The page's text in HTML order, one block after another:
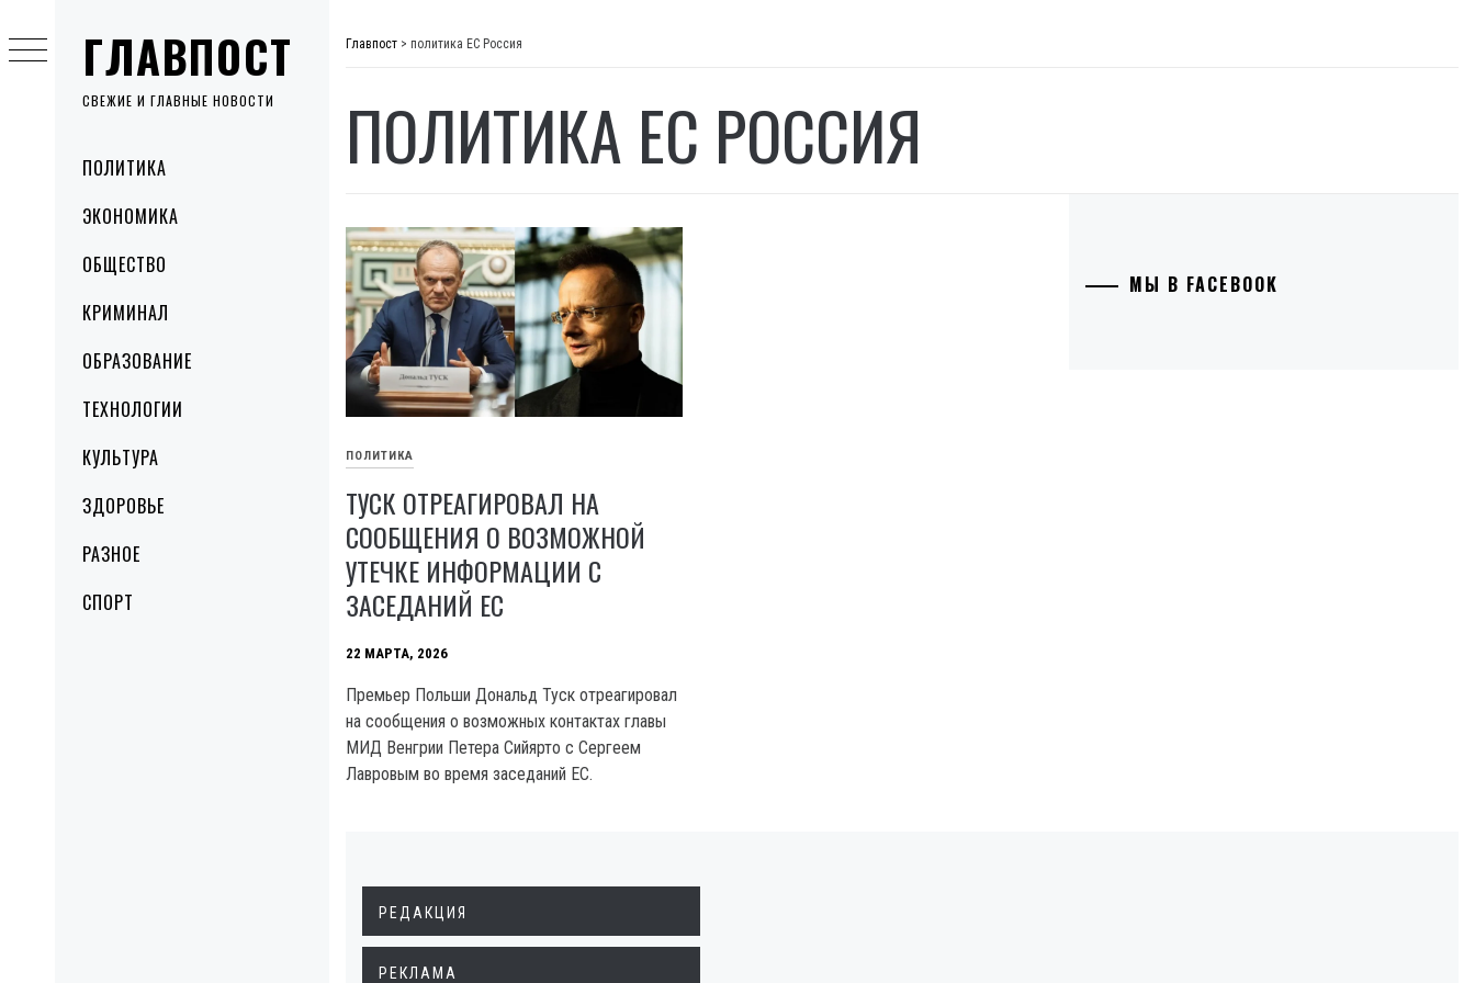
ГЛАВПОСТ
СВЕЖИЕ И ГЛАВНЫЕ НОВОСТИ
MenuПОЛИТИКА
ЭКОНОМИКА
ОБЩЕСТВО
КРИМИНАЛ
ОБРАЗОВАНИЕ
ТЕХНОЛОГИИ
КУЛЬТУРА
ЗДОРОВЬЕ
РАЗНОЕ
СПОРТ
to
content
Главпост > политика ЕС Россия
ПОЛИТИКА ЕС РОССИЯ
ПОЛИТИКА
ТУСК ОТРЕАГИРОВАЛ НА
СООБЩЕНИЯ О ВОЗМОЖНОЙ
УТЕЧКЕ ИНФОРМАЦИИ С
ЗАСЕДАНИЙ ЕС
22 МАРТА, 2026
Премьер Польши Дональд Туск отреагировал
на сообщения о возможных контактах главы
МИД Венгрии Петера Сийярто с Сергеем
Лавровым во время заседаний ЕС.
МЫ В FACEBOOK
РЕДАКЦИЯ
РЕКЛАМА